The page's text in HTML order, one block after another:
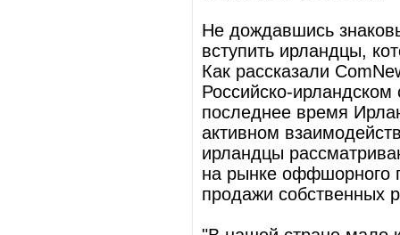
Не дождавшись
вступить ирландцы,
Как рассказали
Российско-
последнее время
активном
ирландцы
на рынке оффшорного
продажи собственных